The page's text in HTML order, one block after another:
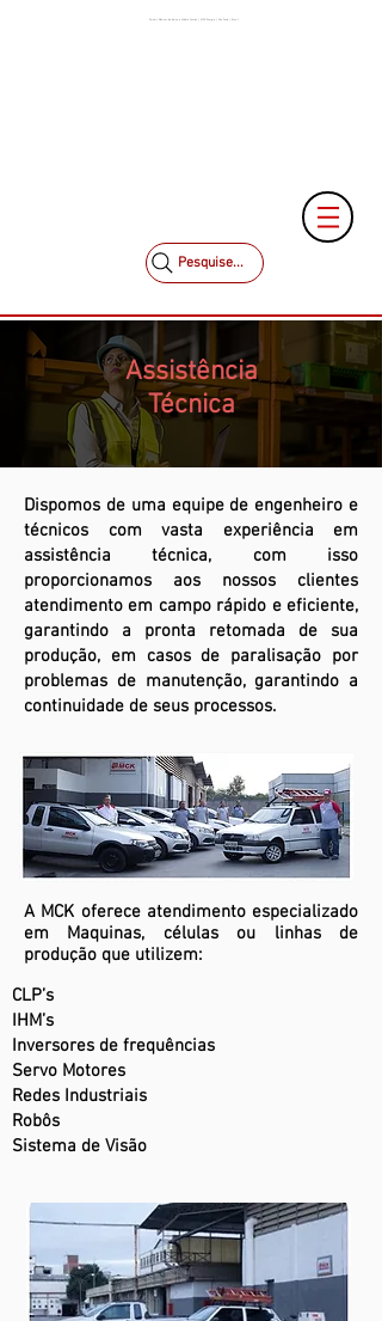
Painéis Elétricos de Baixa e Média Tensão | MCK Energia | São Paulo | Brasil
Pesquise...
Assistência
Técnica
Dispomos de uma equipe de engenheiro e
técnicos com vasta experiência em
assistência técnica, com isso
proporcionamos aos nossos clientes
atendimento em campo rápido e eficiente,
garantindo a pronta retomada de sua
produção, em casos de paralisação por
problemas de manutenção, garantindo a
continuidade de seus processos.
A MCK oferece atendimento especializado
em Maquinas, células ou linhas de
produção que utilizem:
CLP’s
IHM’s
Inversores de frequências
Servo Motores
Redes Industriais
Robôs
Sistema de Visão